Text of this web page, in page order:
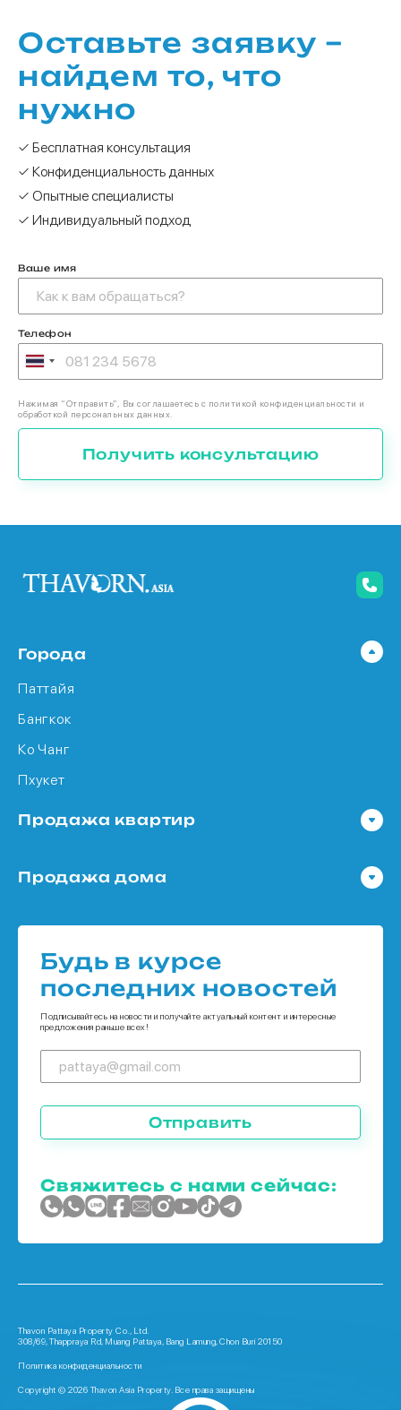
Оставьте заявку –
найдем то, что
нужно
✓ Бесплатная консультация
✓ Конфиденциальность данных
✓ Опытные специалисты
✓ Индивидуальный подход
Ваше имя
Телефон
Нажимая “Отправить”, Вы соглашаетесь с политикой конфиденциальности и
обработкой персональных данных.
Получить консультацию
Города
Паттайя
Бангкок
Ко Чанг
Пхукет
Продажа квартир
Квартира в Бангкок
Продажа дома
Дома в Ко Чанг
Дома в Пхукет
Будь в курсе
последних новостей
Подписывайтесь на новости и получайте актуальный контент и интересные
предложения раньше всех!
Отправить
Свяжитесь с нами сейчас:
Thavon Pattaya Property Co., Ltd.
308/69, Thappraya Rd, Muang Pattaya, Bang Lamung, Chon Buri 20150
Политика конфиденциальности
Copyright © 2026 Thavon Asia Property. Все права защищены